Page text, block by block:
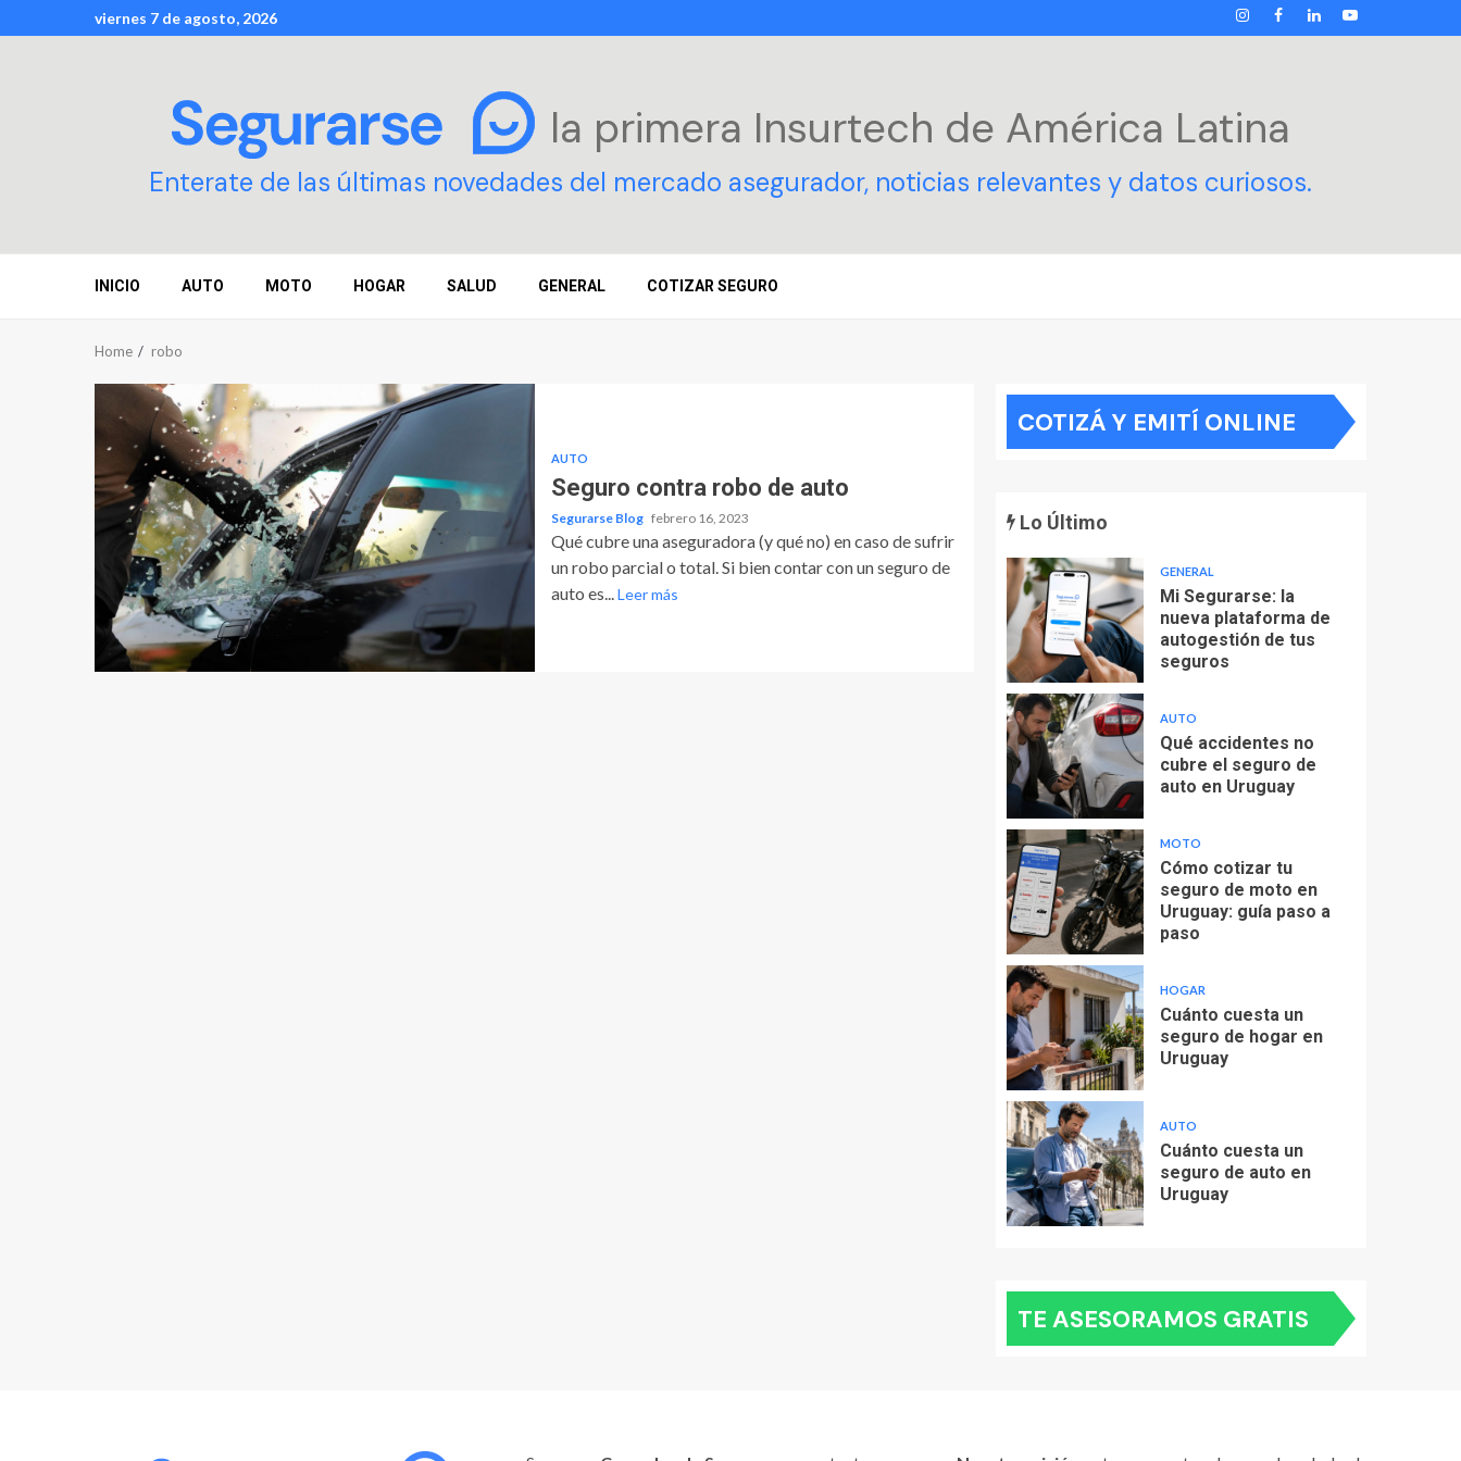
to
viernes 7 de agosto, 2026 INSTAGRAM
FACEBOOK
LINKEDIN
YOUTUBE
la primera Insurtech de América Latina
Enterate de las últimas novedades del mercado asegurador, noticias relevantes y datos curiosos.
INICIO AUTO MOTO HOGAR SALUD GENERAL COTIZAR SEGURO
Home robo
AUTO
Seguro contra robo de auto
Segurarse Blog febrero 16, 2023
Qué cubre una aseguradora (y qué no) en caso de sufrir
un robo parcial o total. Si bien contar con un seguro de
auto es... Leer más
COTIZÁ Y EMITÍ ONLINE
Lo Último
GENERAL
Mi Segurarse: la
nueva plataforma de
autogestión de tus
seguros
AUTO
Qué accidentes no
cubre el seguro de
auto en Uruguay
MOTO
Cómo cotizar tu
seguro de moto en
Uruguay: guía paso a
paso
HOGAR
Cuánto cuesta un
seguro de hogar en
Uruguay
AUTO
Cuánto cuesta un
seguro de auto en
Uruguay
TE ASESORAMOS GRATIS